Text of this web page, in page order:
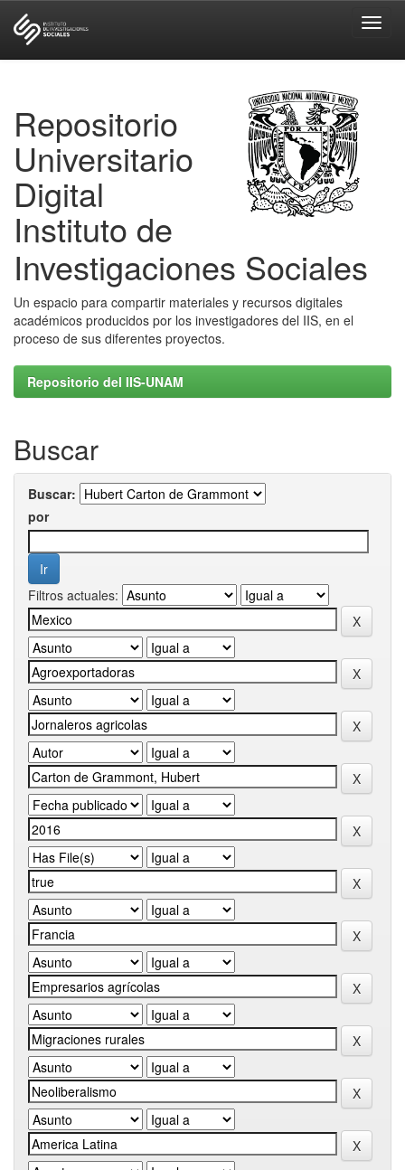
Repositorio
Universitario
Digital
Instituto de
Investigaciones Sociales
Un espacio para compartir materiales y recursos digitales
académicos producidos por los investigadores del IIS, en el
proceso de sus diferentes proyectos.
Repositorio del IIS-UNAM
Buscar
Buscar:
por
Filtros actuales: